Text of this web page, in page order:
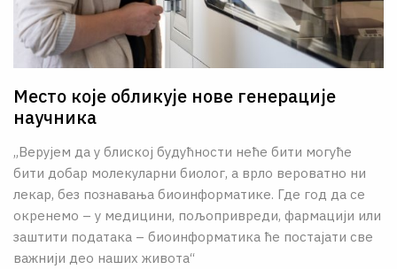
Место које обликује нове генерације
научника
„Верујем да у блиској будућности неће бити могуће
бити добар молекуларни биолог, а врло вероватно ни
лекар, без познавања биоинформатике. Где год да се
окренемо – у медицини, пољопривреди, фармацији или
заштити података – биоинформатика ће постајати све
важнији део наших живота“